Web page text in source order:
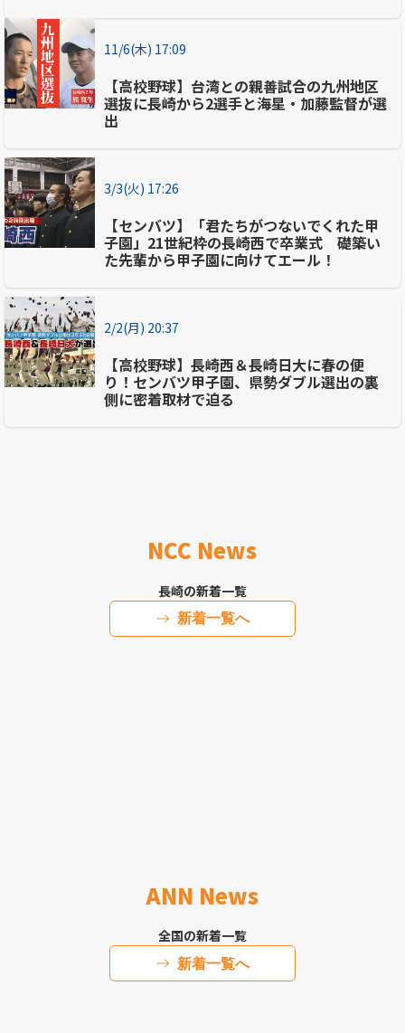
11/6(木) 17:09
【高校野球】台湾との親善試合の九州地区
選抜に長崎から2選手と海星・加藤監督が選
出
3/3(火) 17:26
【センバツ】「君たちがつないでくれた甲
子園」21世紀枠の長崎西で卒業式 礎築い
た先輩から甲子園に向けてエール！
2/2(月) 20:37
【高校野球】長崎西＆長崎日大に春の便
り！センバツ甲子園、県勢ダブル選出の裏
側に密着取材で迫る
NCC News
長崎の新着一覧
新着一覧へ
ANN News
全国の新着一覧
新着一覧へ